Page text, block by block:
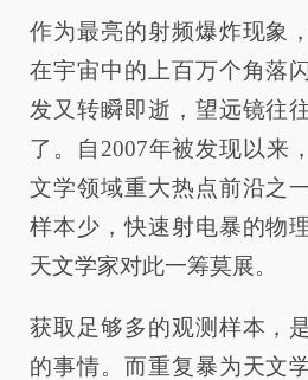
作为最亮的射频爆炸现象
在宇宙中的上百万个角落
发又转瞬即逝，望远镜往
了。自2007年被发现以来
文学领域重大热点前沿之
样本少，快速射电暴的物
天文学家对此一筹莫展。
获取足够多的观测样本，
的事情。而重复暴为天文